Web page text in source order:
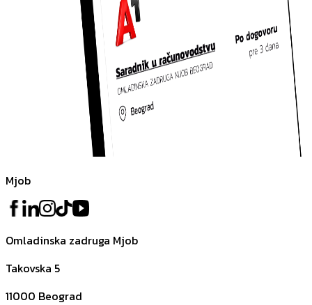
Mjob
Omladinska zadruga Mjob
Takovska 5
11000 Beograd